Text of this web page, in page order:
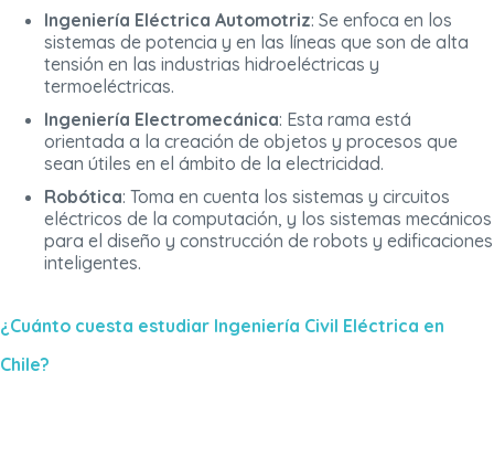
Ingeniería Eléctrica Automotriz: Se enfoca en los
sistemas de potencia y en las líneas que son de alta
tensión en las industrias hidroeléctricas y
termoeléctricas.
Ingeniería Electromecánica: Esta rama está
orientada a la creación de objetos y procesos que
sean útiles en el ámbito de la electricidad.
Robótica: Toma en cuenta los sistemas y circuitos
eléctricos de la computación, y los sistemas mecánicos
para el diseño y construcción de robots y edificaciones
inteligentes.
¿Cuánto cuesta estudiar Ingeniería Civil Eléctrica en
Chile?